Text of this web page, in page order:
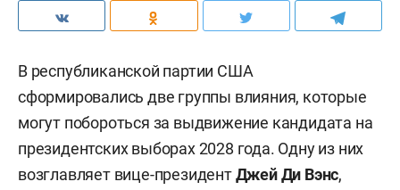
В республиканской партии США
сформировались две группы влияния, которые
могут побороться за выдвижение кандидата на
президентских выборах 2028 года. Одну из них
возглавляет вице-президентДжей Ди Вэнс,